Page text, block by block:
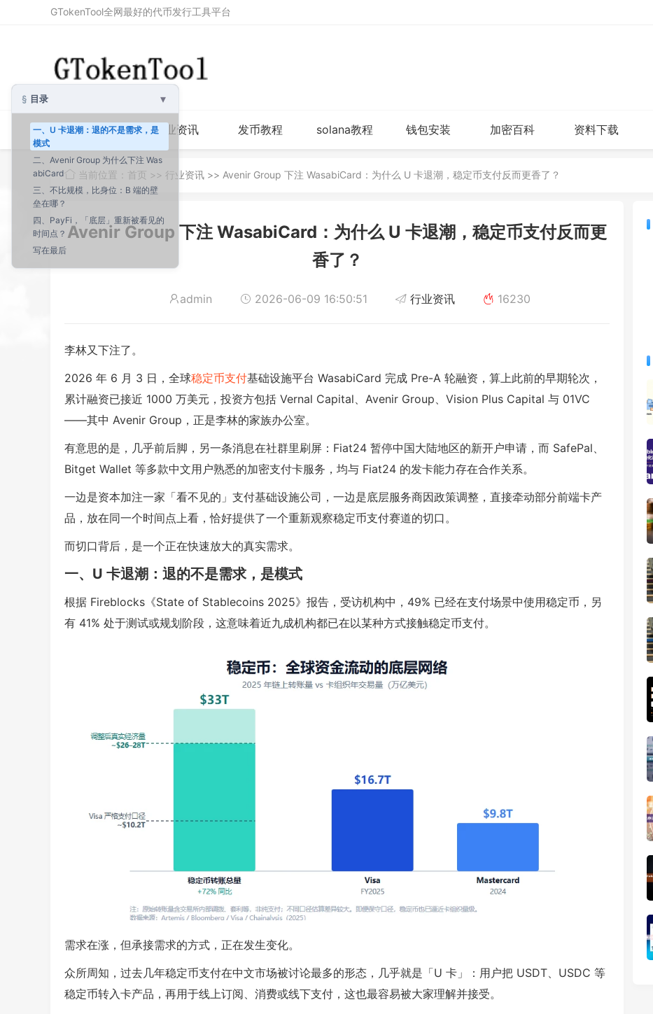
GTokenTool全网最好的代币发行工具平台
首页 行业资讯 发币教程 solana教程 钱包安装 加密百科 资料下载
当前位置： 首页 >> 行业资讯 >> Avenir Group 下注 WasabiCard：为什么 U 卡退潮，稳定币支付反而更香了？
Avenir Group 下注 WasabiCard：为什么 U 卡退潮，稳定币支付反而更
香了？
admin 2026-06-09 16:50:51 行业资讯 16230
李林又下注了。
2026 年 6 月 3 日，全球稳定币支付基础设施平台 WasabiCard 完成 Pre-A 轮融资，算上此前的早期轮次，
累计融资已接近 1000 万美元，投资方包括 Vernal Capital、Avenir Group、Vision Plus Capital 与 01VC
——其中 Avenir Group，正是李林的家族办公室。
有意思的是，几乎前后脚，另一条消息在社群里刷屏：Fiat24 暂停中国大陆地区的新开户申请，而 SafePal、
Bitget Wallet 等多款中文用户熟悉的加密支付卡服务，均与 Fiat24 的发卡能力存在合作关系。
一边是资本加注一家「看不见的」支付基础设施公司，一边是底层服务商因政策调整，直接牵动部分前端卡产
品，放在同一个时间点上看，恰好提供了一个重新观察稳定币支付赛道的切口。
而切口背后，是一个正在快速放大的真实需求。
一、U 卡退潮：退的不是需求，是模式
根据 Fireblocks《State of Stablecoins 2025》报告，受访机构中，49% 已经在支付场景中使用稳定币，另
有 41% 处于测试或规划阶段，这意味着近九成机构都已在以某种方式接触稳定币支付。
需求在涨，但承接需求的方式，正在发生变化。
众所周知，过去几年稳定币支付在中文市场被讨论最多的形态，几乎就是「U 卡」：用户把 USDT、USDC 等
稳定币转入卡产品，再用于线上订阅、消费或线下支付，这也最容易被大家理解并接受。
目录 ▾
一、U 卡退潮：退的不是需求，是
模式
二、Avenir Group 为什么下注 Was
abiCard
三、不比规模，比身位：B 端的壁
垒在哪？
四、PayFi，「底层」重新被看见的
时间点？
写在最后